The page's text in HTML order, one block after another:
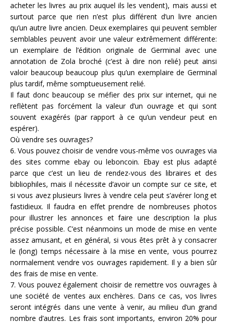
acheter les livres au prix auquel ils les vendent), mais aussi et
surtout parce que rien n’est plus différent d’un livre ancien
qu’un autre livre ancien. Deux exemplaires qui peuvent sembler
semblables peuvent avoir une valeur extrêmement différente:
un exemplaire de l’édition originale de Germinal avec une
annotation de Zola broché (c’est à dire non relié) peut ainsi
valoir beaucoup beaucoup plus qu’un exemplaire de Germinal
plus tardif, même somptueusement relié.
Il faut donc beaucoup se méfier des prix sur internet, qui ne
reflètent pas forcément la valeur d’un ouvrage et qui sont
souvent exagérés (par rapport à ce qu’un vendeur peut en
espérer).
Où vendre ses ouvrages?
6. Vous pouvez choisir de vendre vous-même vos ouvrages via
des sites comme ebay ou leboncoin. Ebay est plus adapté
parce que c’est un lieu de rendez-vous des libraires et des
bibliophiles, mais il nécessite d’avoir un compte sur ce site, et
si vous avez plusieurs livres à vendre cela peut s’avérer long et
fastidieux. Il faudra en effet prendre de nombreuses photos
pour illustrer les annonces et faire une description la plus
précise possible. C’est néanmoins un mode de mise en vente
assez amusant, et en général, si vous êtes prêt à y consacrer
le (long) temps nécessaire à la mise en vente, vous pourrez
normalement vendre vos ouvrages rapidement. Il y a bien sûr
des frais de mise en vente.
7. Vous pouvez également choisir de remettre vos ouvrages à
une société de ventes aux enchères. Dans ce cas, vos livres
seront intégrés dans une vente à venir, au milieu d’un grand
nombre d’autres. Les frais sont importants, environ 20% pour